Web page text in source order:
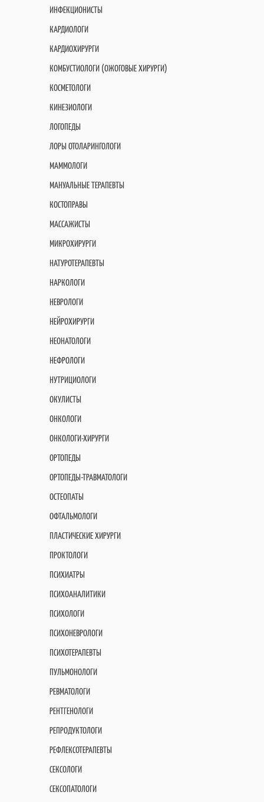
ИНФЕКЦИОНИСТЫ
КАРДИОЛОГИ
КАРДИОХИРУРГИ
КОМБУСТИОЛОГИ (ОЖОГОВЫЕ ХИРУРГИ)
КОСМЕТОЛОГИ
КИНЕЗИОЛОГИ
ЛОГОПЕДЫ
ЛОРЫ ОТОЛАРИНГОЛОГИ
МАММОЛОГИ
МАНУАЛЬНЫЕ ТЕРАПЕВТЫ
КОСТОПРАВЫ
МАССАЖИСТЫ
МИКРОХИРУРГИ
НАТУРОТЕРАПЕВТЫ
НАРКОЛОГИ
НЕВРОЛОГИ
НЕЙРОХИРУРГИ
НЕОНАТОЛОГИ
НЕФРОЛОГИ
НУТРИЦИОЛОГИ
ОКУЛИСТЫ
ОНКОЛОГИ
ОНКОЛОГИ-ХИРУРГИ
ОРТОПЕДЫ
ОРТОПЕДЫ-ТРАВМАТОЛОГИ
ОСТЕОПАТЫ
ОФТАЛЬМОЛОГИ
ПЛАСТИЧЕСКИЕ ХИРУРГИ
ПРОКТОЛОГИ
ПСИХИАТРЫ
ПСИХОАНАЛИТИКИ
ПСИХОЛОГИ
ПСИХОНЕВРОЛОГИ
ПСИХОТЕРАПЕВТЫ
ПУЛЬМОНОЛОГИ
РЕВМАТОЛОГИ
РЕНТГЕНОЛОГИ
РЕПРОДУКТОЛОГИ
РЕФЛЕКСОТЕРАПЕВТЫ
СЕКСОЛОГИ
СЕКСОПАТОЛОГИ